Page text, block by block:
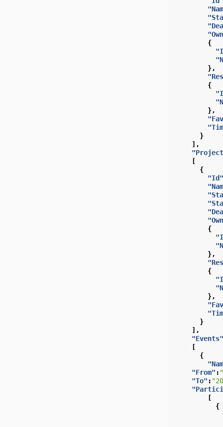
{
},
{
},
}
],
[
{
"Id"
{
},
{
},
}
],
"Events"
[
{
"From" :
"To" :
[
{